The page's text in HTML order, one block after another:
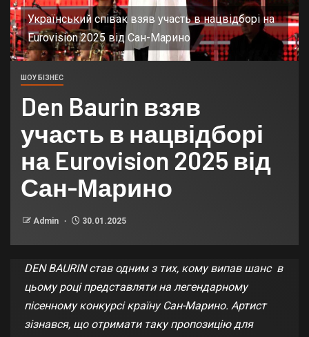
Український співак взяв участь в нацвідборі на
Eurovision 2025 від Сан-Марино
ШОУ БІЗНЕС
Den Baurin взяв
участь в нацвідборі
на Eurovision 2025 від
Сан-Марино
Admin 30.01.2025
DEN BAURIN став одним з тих, кому випав шанс в
цьому році представляти на легендарному
пісенному конкурсі країну Сан-Марино. Артист
зізнався, що отримати таку пропозицію для